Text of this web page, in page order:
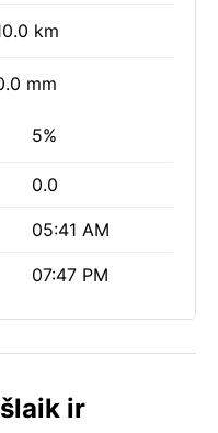
km
mm
5%
0.0
05:41 AM
07:47 PM
ir